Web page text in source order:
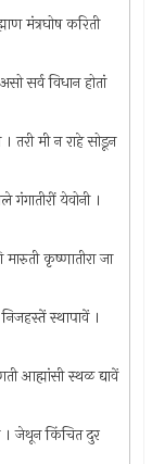
मंत्रघोष करिती
सर्व विधान होतां
तरी मी न राहे सोडून
येवोनी ।
कृष्णातीरा जा
स्थापावें ।
आह्मांसी स्थळ द्यावें
। जेथून किंचित दुर